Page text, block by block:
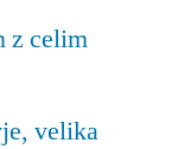
z celim
velika